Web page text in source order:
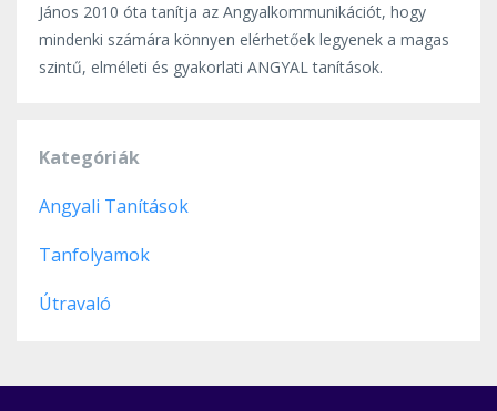
János 2010 óta tanítja az Angyalkommunikációt, hogy
mindenki számára könnyen elérhetőek legyenek a magas
szintű, elméleti és gyakorlati ANGYAL tanítások.
Kategóriák
Angyali Tanítások
Tanfolyamok
Útravaló